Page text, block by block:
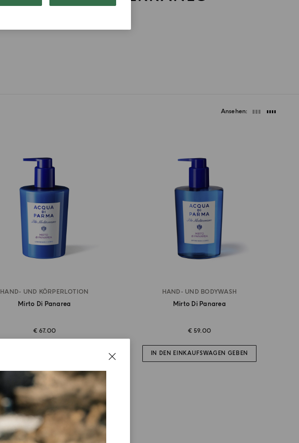
Ansehen
HAND- UND KÖRPERLOTION
Mirto Di Panarea
€ 67.00
HAND- UND BODYWASH
Mirto Di Panarea
€ 59.00
IN DEN EINKAUFSWAGEN GEBEN